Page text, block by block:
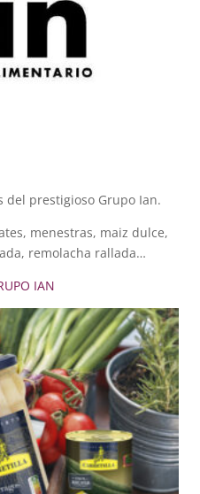
prestigioso Grupo Ian.
menestras, maiz dulce,
remolacha rallada…
IAN